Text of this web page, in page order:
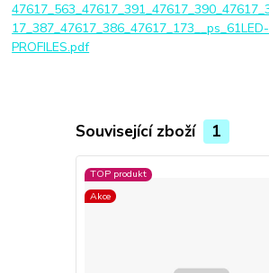
PROFILES.pdf
Související zboží 1
TOP produkt
Akce